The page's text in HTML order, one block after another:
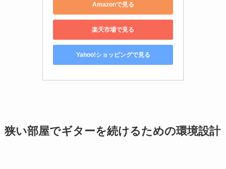
Amazonで見る
楽天市場で見る
Yahoo!ショッピングで見る
狭い部屋でギターを続けるための環境設計